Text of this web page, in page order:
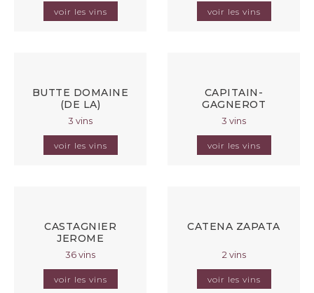
voir les vins voir les vins
BUTTE DOMAINE
(DE LA)
3 vins
voir les vins
CAPITAIN-
GAGNEROT
3 vins
voir les vins
CASTAGNIER
JEROME
36 vins
voir les vins
CATENA ZAPATA
2 vins
voir les vins